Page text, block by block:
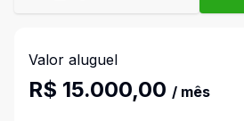
Valor aluguel
R$ 15.000,00 / mês